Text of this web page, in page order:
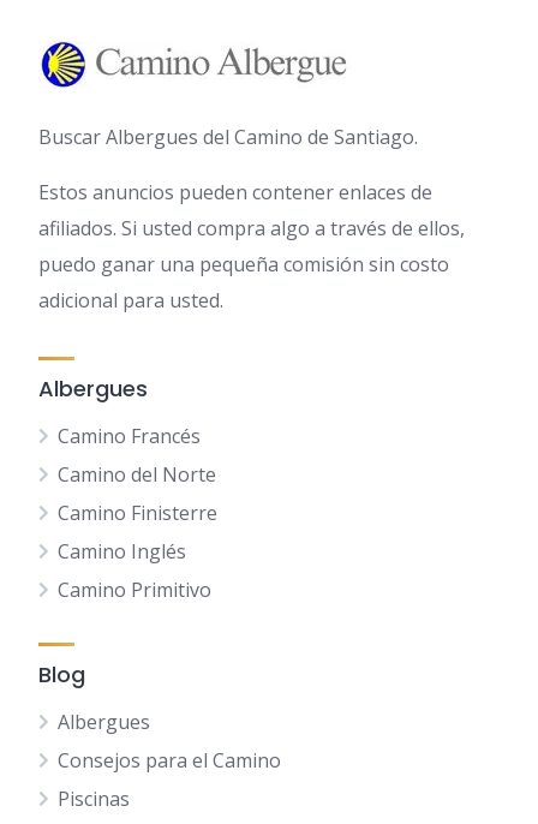
Buscar Albergues del Camino de Santiago.
Estos anuncios pueden contener enlaces de
afiliados. Si usted compra algo a través de ellos,
puedo ganar una pequeña comisión sin costo
adicional para usted.
Albergues
Camino Francés
Camino del Norte
Camino Finisterre
Camino Inglés
Camino Primitivo
Blog
Albergues
Consejos para el Camino
Piscinas